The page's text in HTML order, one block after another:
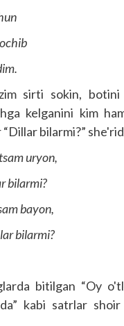
sirti sokin, botini
kelganini kim
bilarmi?”
uryon,
bilarmi?
bayon,
bilarmi?
bitilgan “Oy
kabi satrlar